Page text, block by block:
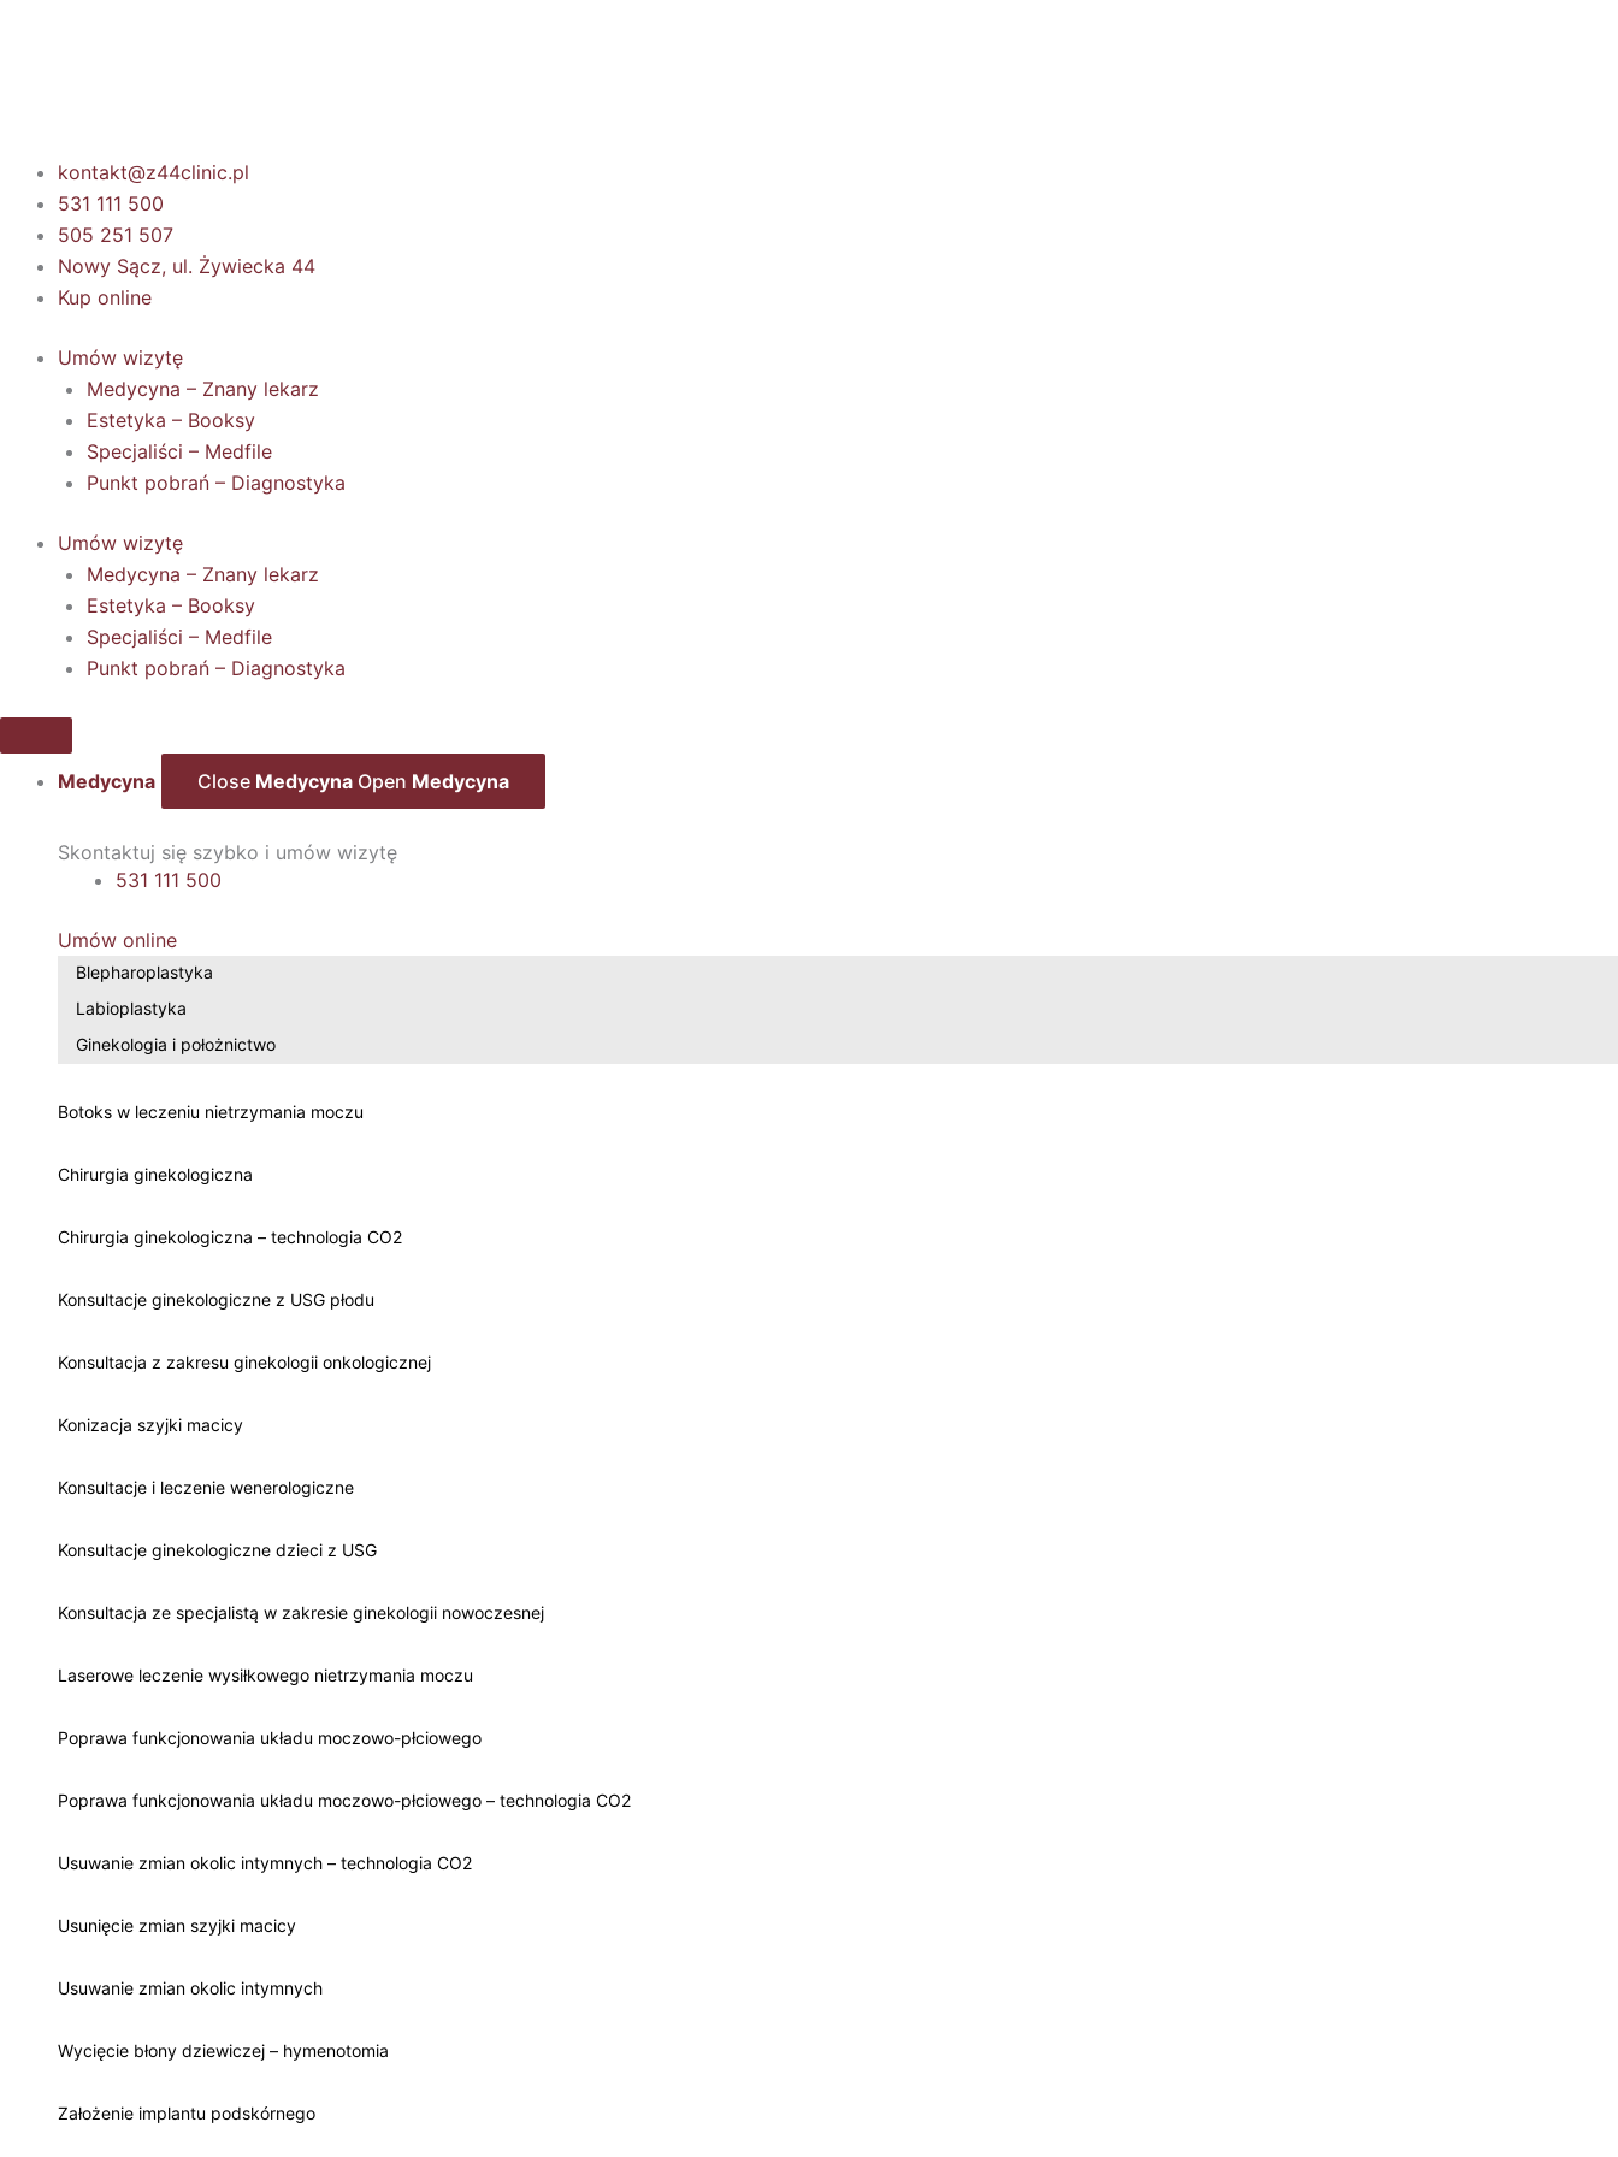
kontakt@z44clinic.pl
531 111 500
505 251 507
Nowy Sącz, ul. Żywiecka 44
Kup online
Umów wizytę
Medycyna – Znany lekarz
Estetyka – Booksy
Specjaliści – Medfile
Punkt pobrań – Diagnostyka
Umów wizytę
Medycyna – Znany lekarz
Estetyka – Booksy
Specjaliści – Medfile
Punkt pobrań – Diagnostyka
Medycyna Close Medycyna Open Medycyna
Skontaktuj się szybko i umów wizytę
531 111 500
Umów online
Blepharoplastyka
Labioplastyka
Ginekologia i położnictwo
Botoks w leczeniu nietrzymania moczu
Chirurgia ginekologiczna
Chirurgia ginekologiczna – technologia CO2
Konsultacje ginekologiczne z USG płodu
Konsultacja z zakresu ginekologii onkologicznej
Konizacja szyjki macicy
Konsultacje i leczenie wenerologiczne
Konsultacje ginekologiczne dzieci z USG
Konsultacja ze specjalistą w zakresie ginekologii nowoczesnej
Laserowe leczenie wysiłkowego nietrzymania moczu
Poprawa funkcjonowania układu moczowo-płciowego
Poprawa funkcjonowania układu moczowo-płciowego – technologia CO2
Usuwanie zmian okolic intymnych – technologia CO2
Usunięcie zmian szyjki macicy
Usuwanie zmian okolic intymnych
Wycięcie błony dziewiczej – hymenotomia
Założenie implantu podskórnego